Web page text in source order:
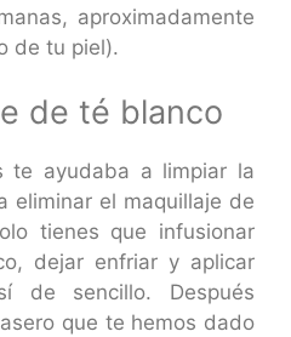
aproximadamente
de tu piel).
de té blanco
te ayudaba a limpiar la
eliminar el maquillaje de
tienes que infusionar
dejar enfriar y aplicar
de sencillo. Después
que te hemos dado